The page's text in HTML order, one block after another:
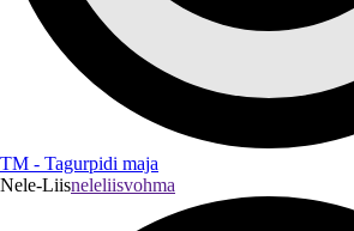
TM - Tagurpidi maja
Nele-Liisneleliisvohma